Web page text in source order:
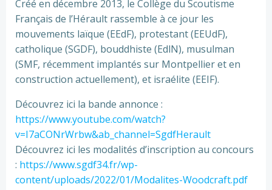
Créé en décembre 2013, le Collège du Scoutisme
Français de l’Hérault rassemble à ce jour les
mouvements laïque (EEdF), protestant (EEUdF),
catholique (SGDF), bouddhiste (EdlN), musulman
(SMF, récemment implantés sur Montpellier et en
construction actuellement), et israélite (EEIF).
Découvrez ici la bande annonce :
https://www.youtube.com/watch?
v=I7aCONrWrbw&ab_channel=SgdfHerault
Découvrez ici les modalités d’inscription au concours
: https://www.sgdf34.fr/wp-
content/uploads/2022/01/Modalites-Woodcraft.pdf